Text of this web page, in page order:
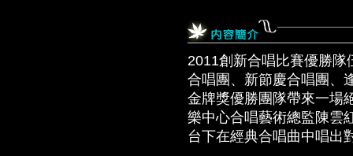
2011創新合唱比賽優勝
合唱團、新節慶合唱團、
金牌獎優勝團隊帶來一場
樂中心合唱藝術總監陳雲
台下在經典合唱曲中唱出